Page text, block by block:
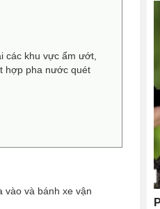
các khu vực ẩm ướt,
hợp pha nước quét
vào và bánh xe vận